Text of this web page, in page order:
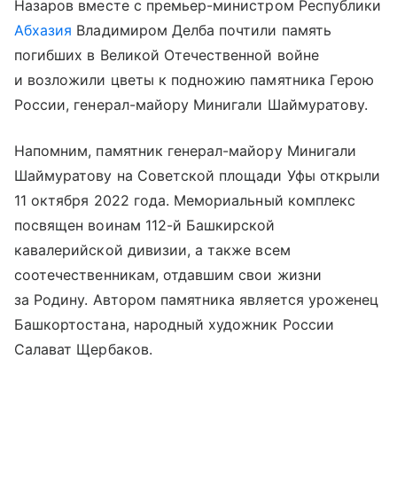
Назаров вместе с премьер-министром Республики
Абхазия Владимиром Делба почтили память
погибших в Великой Отечественной войне
и возложили цветы к подножию памятника Герою
России, генерал-майору Минигали Шаймуратову.
Напомним, памятник генерал-майору Минигали
Шаймуратову на Советской площади Уфы открыли
11 октября 2022 года. Мемориальный комплекс
посвящен воинам 112-й Башкирской
кавалерийской дивизии, а также всем
соотечественникам, отдавшим свои жизни
за Родину. Автором памятника является уроженец
Башкортостана, народный художник России
Салават Щербаков.